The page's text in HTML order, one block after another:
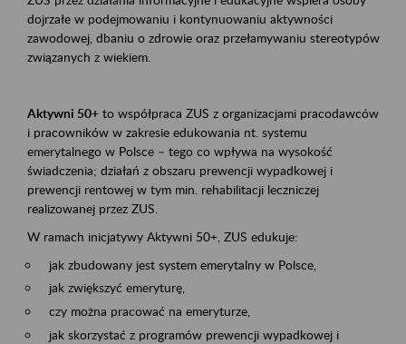
dojrzałe w podejmowaniu i kontynuowaniu aktywności
zawodowej, dbaniu o zdrowie oraz przełamywaniu stereotypów
związanych z wiekiem.
Aktywni 50+ to współpraca ZUS z organizacjami pracodawców
i pracowników w zakresie edukowania nt. systemu
emerytalnego w Polsce – tego co wpływa na wysokość
świadczenia; działań z obszaru prewencji wypadkowej i
prewencji rentowej w tym min. rehabilitacji leczniczej
realizowanej przez ZUS.
W ramach inicjatywy Aktywni 50+, ZUS edukuje:
jak zbudowany jest system emerytalny w Polsce,
jak zwiększyć emeryturę,
czy można pracować na emeryturze,
jak skorzystać z programów prewencji wypadkowej i